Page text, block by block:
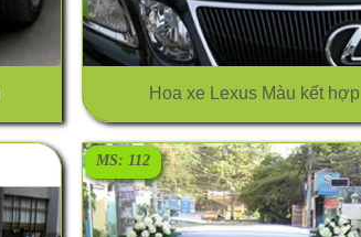
Hoa xe Lexus Màu kết hợp
MS: 112